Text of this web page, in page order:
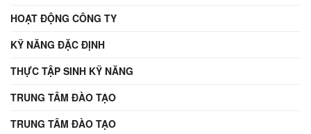
HOẠT ĐỘNG CÔNG TY
KỸ NĂNG ĐẶC ĐỊNH
THỰC TẬP SINH KỸ NĂNG
TRUNG TÂM ĐÀO TẠO
TRUNG TÂM ĐÀO TẠO